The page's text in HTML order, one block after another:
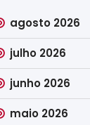
agosto 2026
julho 2026
junho 2026
maio 2026